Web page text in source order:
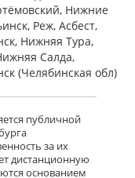
Нижние
Реж, Асбест,
Нижняя Тура,
Салда,
(Челябинская обл)
публичной
за их
дистанционную
основанием